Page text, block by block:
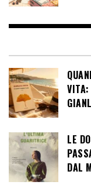
VITA:
LE
DAL